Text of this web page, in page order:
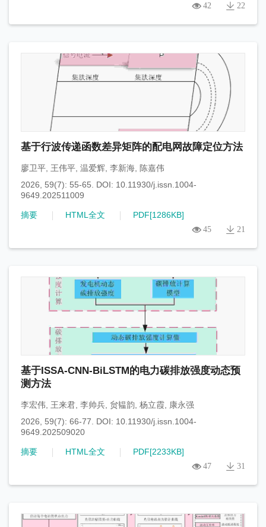
42 22
基于行波传递函数差异矩阵的配电网故障定位方法
廖卫平, 王伟平, 温爱辉, 李新海, 陈嘉伟
2026, 59(7): 55-65. DOI: 10.11930/j.issn.1004-
9649.202511009
摘要 HTML全文 PDF[1286KB]
45 21
基于ISSA-CNN-BiLSTM的电力碳排放强度动态预
测方法
李宏伟, 王来君, 李帅兵, 贠韫韵, 杨立霞, 康永强
2026, 59(7): 66-77. DOI: 10.11930/j.issn.1004-
9649.202509020
摘要 HTML全文 PDF[2233KB]
47 31